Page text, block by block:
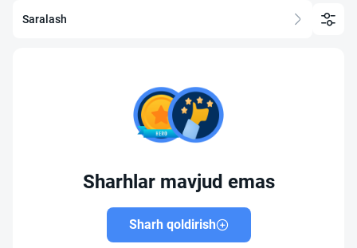
Saralash
Sharhlar mavjud emas
Sharh qoldirish